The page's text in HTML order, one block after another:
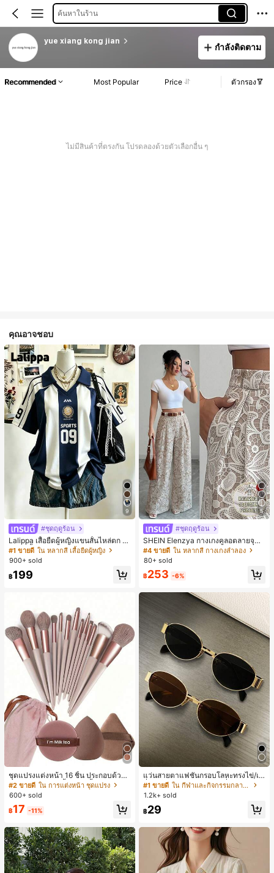
ค้นหาในร้าน
yue xiang kong jian
กำลังติดตาม
Recommended Most Popular Price ตัวกรอง
ไม่มีสินค้าที่ตรงกัน โปรดลองด้วยตัวเลือกอื่น ๆ
คุณอาจชอบ
9
#ชุดฤดูร้อน
Lalippa เสื้อยืดผู้หญิงแขนสั้นไหล่ตก ค
อวีปกเสื้อ ลายพิมพ์ดิจิทัลลายทาง สไตล์
สปอร์ตแฟชั่นมินิมอล ของขวัญสำหรับเ
พื่อน
#1 ขายดี ใน หลากสี เสื้อยืดผู้หญิง
900+ sold
฿199
ชุดแปรงแต่งหน้า 16 ชิ้น ประกอบด้วยแ
ปรงแต่งหน้า 13 ชิ้น, ฟองน้ำแต่งหน้ารู
ปหยดน้ำ 1 ชิ้น, แปรงแป้งรองพื้นกลม 1
ชิ้น และฟองน้ำแต่งหน้ารูปสามเหลี่ยม
1 ชิ้น - ชุดคลาสสิก ทำจากขนสังเคราะ
ห์นุ่มและเป็นมิตรต่อผิว เหมาะสำหรับผู้
หญิงและเด็กผู้หญิง เหมาะสำหรับฤดูใบ
ไม้ร่วงและฤดูหนาว
#2 ขายดี ใน การแต่งหน้า ชุดแปรง
600+ sold
฿17 -11%
5
#ชุดฤดูร้อน
SHEIN Elenzya กางเกงคูลอตลายจุดเ
อวสูงแบบใหม่สำหรับฤดูใบไม้ผลิ/ฤดูร้อ
น, สไตล์หรูหราเหมาะสำหรับใส่ในชีวิต
ประจำวันและทำงาน, ให้ความรู้สึกวินเ
ทจสำหรับฤดูรับปริญญา, เทศกาลดนตร
ี, การแข่งม้าดาร์บี้, วันประกาศอิสรภาพ
#4 ขายดี ใน หลากสี กางเกงลำลอง
80+ sold
฿253 -6%
แว่นสายตาแฟชั่นกรอบโลหะทรงไข่/เห
ลี่ยมสำหรับผู้หญิง (กรอบครึ่ง), เหมาะ
สำหรับใส่ในชีวิตประจำวันและกิจกรรม
กลางแจ้ง
#1 ขายดี
ใน กีฬาและกิจกรรมกลางแจ้ง
1.2k+ sold
฿29